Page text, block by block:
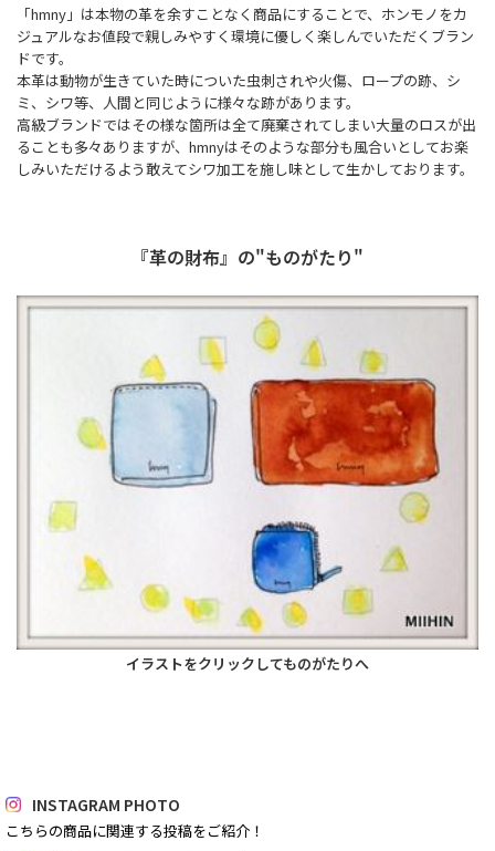
「hmny」は本物の革を余すことなく商品にすることで、ホンモノをカ
ジュアルなお値段で親しみやすく環境に優しく楽しんでいただくブラン
ドです。
本革は動物が生きていた時についた虫刺されや火傷、ロープの跡、シ
ミ、シワ等、人間と同じように様々な跡があります。
高級ブランドではその様な箇所は全て廃棄されてしまい大量のロスが出
ることも多々ありますが、hmnyはそのような部分も風合いとしてお楽
しみいただけるよう敢えてシワ加工を施し味として生かしております。
『革の財布』の"ものがたり"
イラストをクリックしてものがたりへ
INSTAGRAM PHOTO
こちらの商品に関連する投稿をご紹介！